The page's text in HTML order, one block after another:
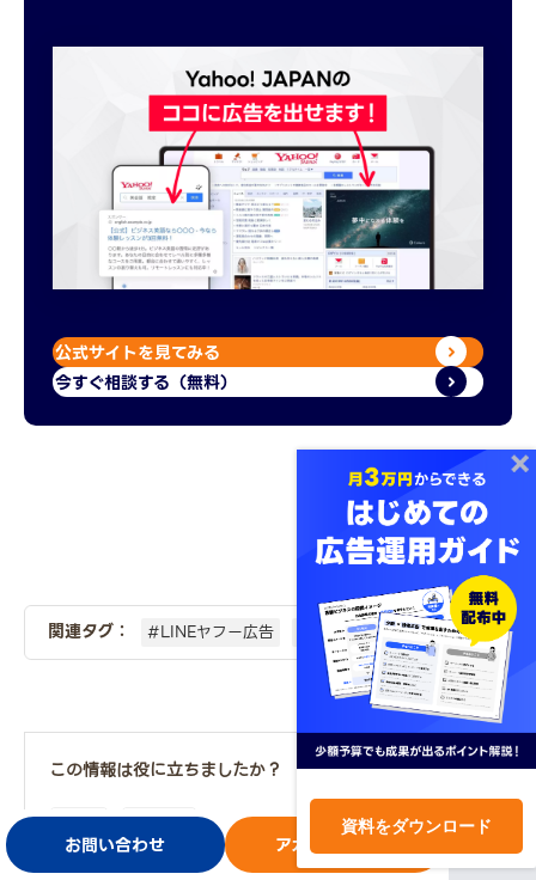
公式サイトを見てみる
今すぐ相談する（無料）
関連タグ： #LINEヤフー広告 #マーケティングの基本
この情報は役に立ちましたか？
お問い合わせ アカウント開設
ログイン
資料をダウンロード